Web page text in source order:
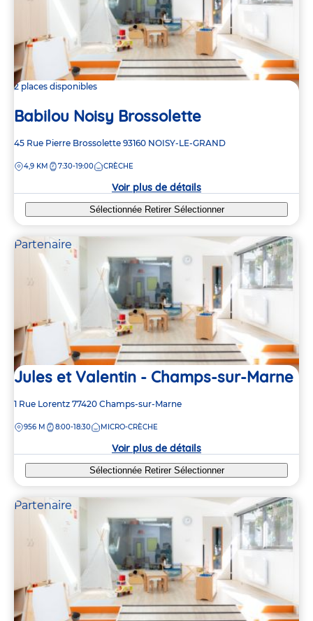
2 places disponibles
Babilou Noisy Brossolette
Adresse
la
45 Rue Pierre Brossolette 93160 NOISY-LE-GRAND
DISTANCE
4,9 KM 7:30-19:00 CRÈCHE
Voir plus de détails
Sélectionnée Retirer Sélectionner
Partenaire
Jules et Valentin - Champs-sur-Marne
Adresse
la
1 Rue Lorentz 77420 Champs-sur-Marne
DISTANCE
956 M 8:00-18:30 MICRO-CRÈCHE
Voir plus de détails
Sélectionnée Retirer Sélectionner
Partenaire